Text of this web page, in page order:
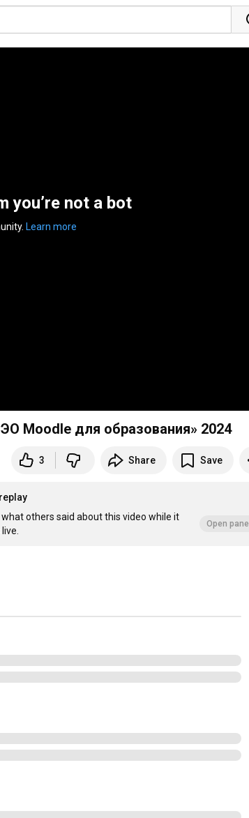
you’re not a bot
Learn more
Moodle для образования» 2024
3 Share Save
what others said about this video while it
Open panel